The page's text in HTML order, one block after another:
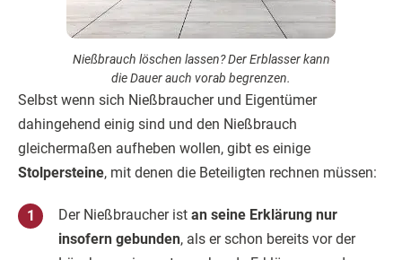
Nießbrauch löschen lassen? Der Erblasser kann
die Dauer auch vorab begrenzen.
Selbst wenn sich Nießbraucher und Eigentümer
dahingehend einig sind und den Nießbrauch
gleichermaßen aufheben wollen, gibt es einige
Stolpersteine, mit denen die Beteiligten rechnen müssen:
Der Nießbraucher ist an seine Erklärung nur
insofern gebunden, als er schon bereits vor der